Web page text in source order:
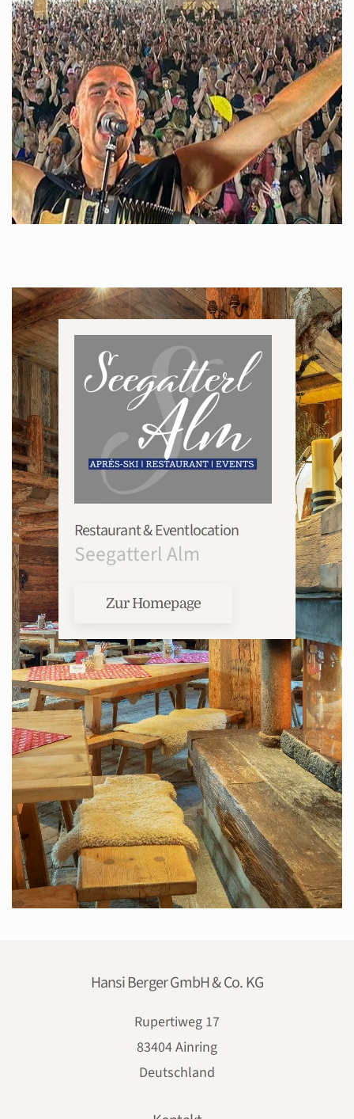
Restaurant & Eventlocation
Seegatterl Alm
Zur Homepage
Hansi Berger GmbH & Co. KG
Rupertiweg 17
83404 Ainring
Deutschland